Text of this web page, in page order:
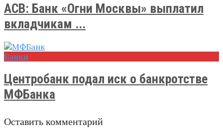
АСВ: Банк «Огни Москвы» выплатил
вкладчикам ...
Банки
Центробанк подал иск о банкротстве
МФБанка
Оставить комментарий